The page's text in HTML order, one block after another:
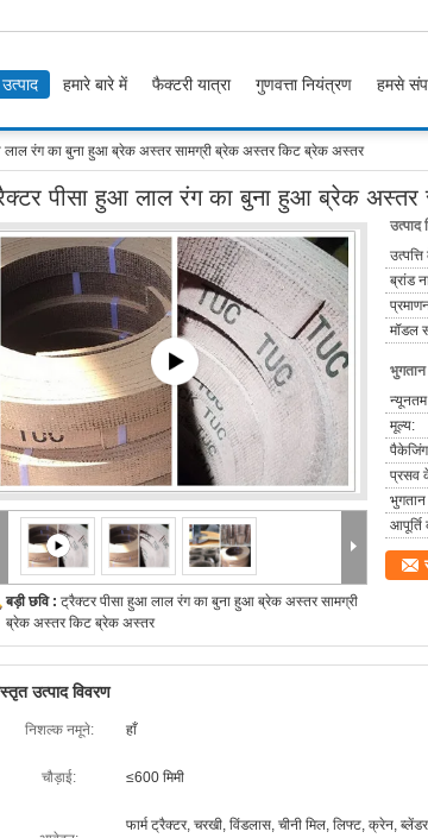
उत्पाद हमारे बारे में फैक्टरी यात्रा गुणवत्ता नियंत्रण हमसे
लाल रंग का बुना हुआ ब्रेक अस्तर सामग्री ब्रेक अस्तर किट ब्रेक अस्तर
पीसा हुआ लाल रंग का बुना हुआ ब्रेक
बड़ी छवि : ट्रैक्टर पीसा हुआ लाल रंग का बुना हुआ ब्रेक अस्तर सामग्री
ब्रेक अस्तर किट ब्रेक अस्तर
उत्पाद
ब्रांड
मॉडल
भुगतान
मूल्य:
प्रसव
भुगतान
आपूर्ति
उत्पाद विवरण
निशल्क नमूने: हाँ
चौड़ाई: ≤600 मिमी
फार्म ट्रैक्टर, चरखी, विंडलास, चीनी मिल, लिफ्ट, क्रेन,